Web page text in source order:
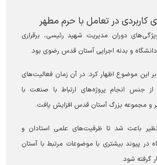
کاربردی در تعامل با حرم مطهر
دوران مدیریت شهید رئیسی، برقراری
و بدنه اجرایی آستان قدس رضوی بود.
بر این موضوع اظهار کرد: در آن زمان فعالیت‌های
جنس انجام پروژه‌های ارتباط با صنعت با
مجموعه بزرگ آستان قدس افزایش یافت.
باعث شد تا ظرفیت‌های علمی استادان و
در پیوند بیشتری با موضوعات مرتبط با آستان
گرفته شود.